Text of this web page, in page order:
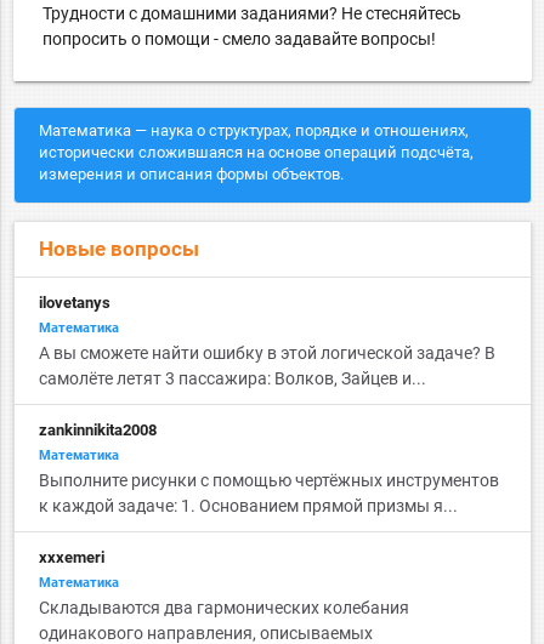
Трудности с домашними заданиями? Не стесняйтесь
попросить о помощи - смело задавайте вопросы!
Математика — наука о структурах, порядке и отношениях,
исторически сложившаяся на основе операций подсчёта,
измерения и описания формы объектов.
Новые вопросы
ilovetanys
Математика
А вы сможете найти ошибку в этой логической задаче? В
самолёте летят 3 пассажира: Волков, Зайцев и...
zankinnikita2008
Математика
Выполните рисунки с помощью чертёжных инструментов
к каждой задаче: 1. Основанием прямой призмы я...
xxxemeri
Математика
Складываются два гармонических колебания
одинакового направления, описываемых